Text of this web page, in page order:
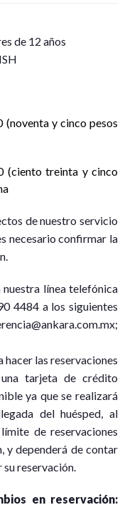
de 12 años
(noventa y cinco pesos
(ciento treinta y cinco
de nuestro servicio
necesario confirmar la
línea telefónica
4484 a los siguientes
hacer las reservaciones
tarjeta de crédito
ya que se realizará
del huésped, al
de reservaciones
y dependerá de contar
reservación.
en reservación: